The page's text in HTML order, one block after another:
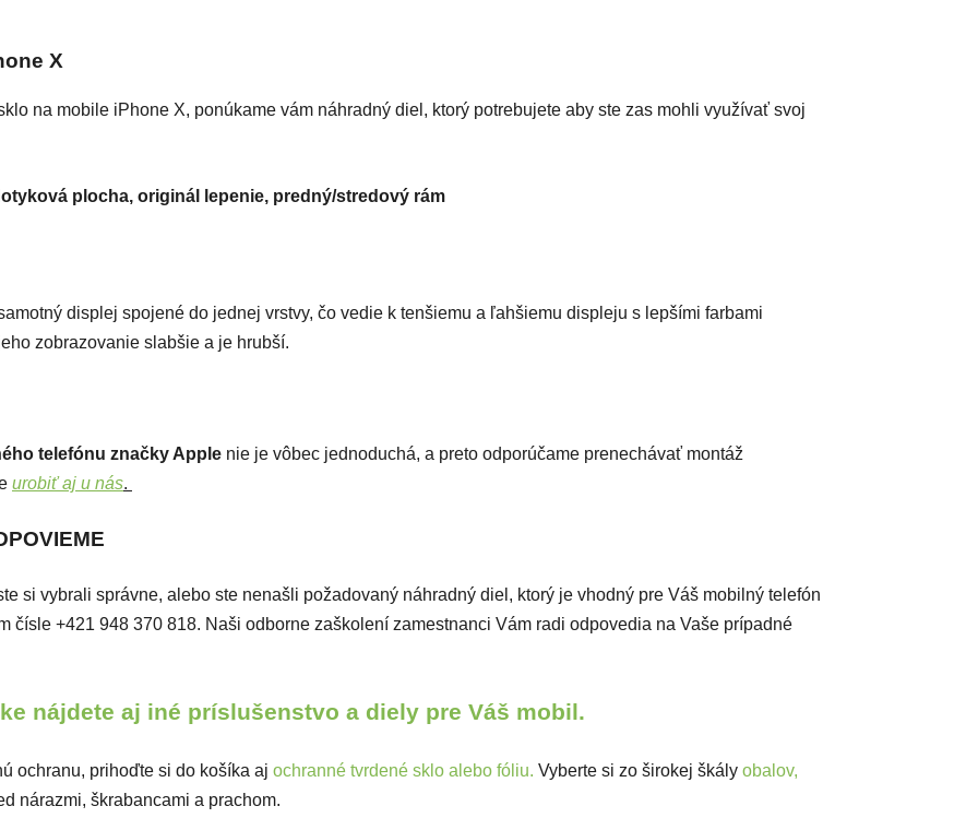
X
na mobile iPhone X, ponúkame vám náhradný diel, ktorý potrebujete aby ste zas mohli využívať svoj
plocha, originál lepenie, predný/stredový rám
displej spojené do jednej vrstvy, čo vedie k tenšiemu a ľahšiemu displeju s lepšími farbami
zobrazovanie slabšie a je hrubší.
telefónu značky Apple nie je vôbec jednoduchá, a preto odporúčame prenechávať montáž
urobiť aj u nás.
si vybrali správne, alebo ste nenašli požadovaný náhradný diel, ktorý je vhodný pre Váš mobilný telefón
čísle +421 948 370 818. Naši odborne zaškolení zamestnanci Vám radi odpovedia na Vaše prípadné
nájdete aj iné príslušenstvo a diely pre Váš mobil.
ochranu, prihoďte si do košíka aj ochranné tvrdené sklo alebo fóliu. Vyberte si zo širokej škály obalov,
nárazmi, škrabancami a prachom.